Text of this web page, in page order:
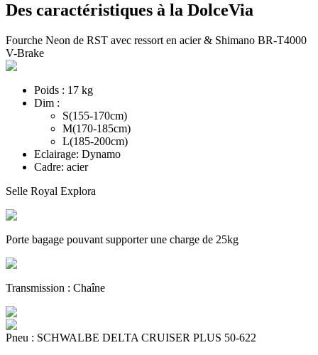
Des caractéristiques à la DolceVia
Fourche Neon de RST avec ressort en acier & Shimano BR-T4000
V-Brake
Poids : 17 kg
Dim :
S(155-170cm)
M(170-185cm)
L(185-200cm)
Eclairage: Dynamo
Cadre: acier
Selle Royal Explora
Porte bagage pouvant supporter une charge de 25kg
Transmission : Chaîne
Pneu : SCHWALBE DELTA CRUISER PLUS 50-622